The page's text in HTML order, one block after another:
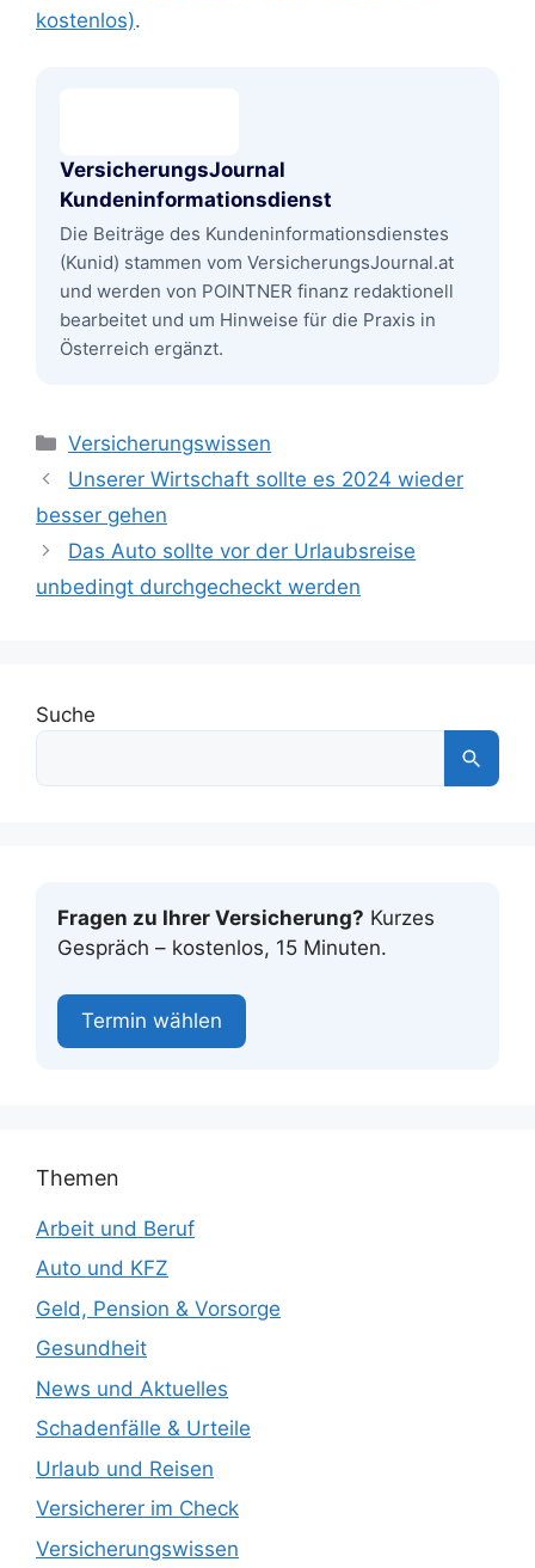
kostenlos).
VersicherungsJournal
Kundeninformationsdienst
Die Beiträge des Kundeninformationsdienstes
(Kunid) stammen vom VersicherungsJournal.at
und werden von POINTNER finanz redaktionell
bearbeitet und um Hinweise für die Praxis in
Österreich ergänzt.
Kategorien
Versicherungswissen
Unserer Wirtschaft sollte es 2024 wieder
besser gehen
Das Auto sollte vor der Urlaubsreise
unbedingt durchgecheckt werden
Suche
Fragen zu Ihrer Versicherung? Kurzes
Gespräch – kostenlos, 15 Minuten.
Termin wählen
Themen
Arbeit und Beruf
Auto und KFZ
Geld, Pension & Vorsorge
Gesundheit
News und Aktuelles
Schadenfälle & Urteile
Urlaub und Reisen
Versicherer im Check
Versicherungswissen